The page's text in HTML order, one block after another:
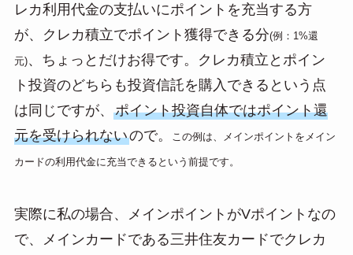
レカ利用代金の支払いにポイントを充当する方
が、クレカ積立でポイント獲得できる分(例：1%還
元)、ちょっとだけお得です。クレカ積立とポイン
ト投資のどちらも投資信託を購入できるという点
は同じですが、 ポイント投資自体ではポイント還
元を受けられないので。 この例は、メインポイントをメイン
カードの利用代金に充当できるという前提です。
実際に私の場合、メインポイントがVポイントなの
で、メインカードである三井住友カードでクレカ